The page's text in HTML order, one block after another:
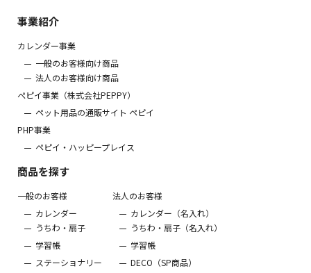
事業紹介
カレンダー事業
一般のお客様向け商品
法人のお客様向け商品
ぺピイ事業（株式会社PEPPY）
ペット用品の通販サイト ペピイ
PHP事業
ペピイ・ハッピープレイス
商品を探す
一般のお客様
カレンダー
うちわ・扇子
学習帳
ステーショナリー
法人のお客様
カレンダー（名入れ）
うちわ・扇子（名入れ）
学習帳
DECO（SP商品）